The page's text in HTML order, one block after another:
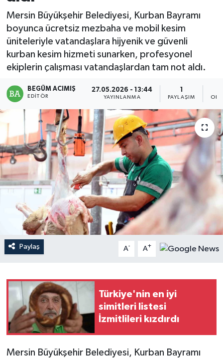
Mersin Büyükşehir Belediyesi, Kurban Bayramı
boyunca ücretsiz mezbaha ve mobil kesim
üniteleriyle vatandaşlara hijyenik ve güvenli
kurban kesim hizmeti sunarken, profesyonel
ekiplerin çalışması vatandaşlardan tam not aldı.
BEGÜM ACIMIŞ
EDITÖR
27.05.2026 - 13:44
YAYINLANMA PAYLAŞIM
Paylaş A- A+
Türkiye'nin en iyi
simitleri listesi
İzmitlileri kızdırdı
Mersin Büyükşehir Belediyesi, Kurban Bayramı
Magazin
Mersin
Mersin Tarihi
Özel Haber
Politika
Resmi İlan
Sağlık
Spor
Sürmanşet
Teknoloji